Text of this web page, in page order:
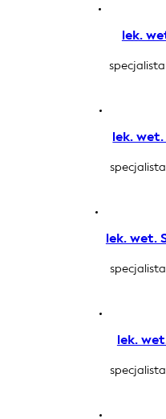
lek.
lek.
lek. wet.
lek.